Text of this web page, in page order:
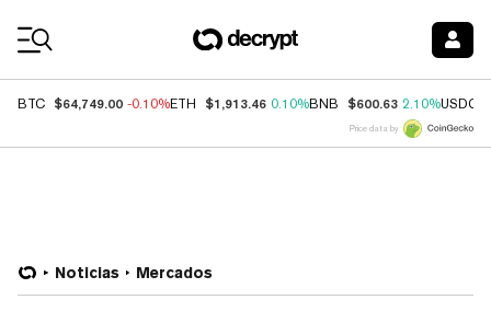
BTC $64,749.00 -0.10%ETH $1,913.46 0.10%BNB $600.63 2.10%USDC
Price data by
Noticias Mercados